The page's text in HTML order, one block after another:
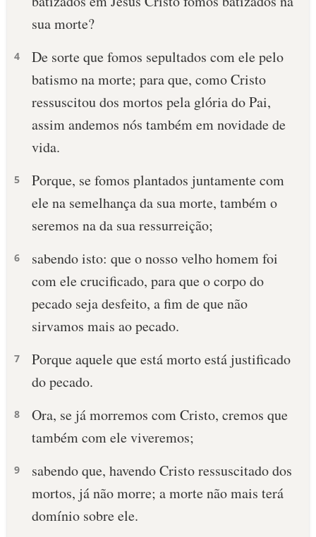
sua morte?
4
De sorte que fomos sepultados com ele pelo
batismo na morte; para que, como Cristo
ressuscitou dos mortos pela glória do Pai,
assim andemos nós também em novidade de
vida.
5
Porque, se fomos plantados juntamente com
ele na semelhança da sua morte, também o
seremos na da sua ressurreição;
6
sabendo isto: que o nosso velho homem foi
com ele crucificado, para que o corpo do
pecado seja desfeito, a fim de que não
sirvamos mais ao pecado.
7
Porque aquele que está morto está justificado
do pecado.
8
Ora, se já morremos com Cristo, cremos que
também com ele viveremos;
9
sabendo que, havendo Cristo ressuscitado dos
mortos, já não morre; a morte não mais terá
domínio sobre ele.